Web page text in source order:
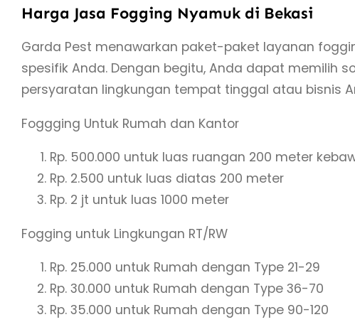
Harga Jasa Fogging Nyamuk di Bekasi
Garda Pest menawarkan paket-paket layanan
spesifik Anda. Dengan begitu, Anda dapat memilih
persyaratan lingkungan tempat tinggal atau bisnis
Foggging Untuk Rumah dan Kantor
Rp. 500.000 untuk luas ruangan 200 meter
Rp. 2.500 untuk luas diatas 200 meter
Rp. 2 jt untuk luas 1000 meter
Fogging untuk Lingkungan RT/RW
Rp. 25.000 untuk Rumah dengan Type 21-29
Rp. 30.000 untuk Rumah dengan Type 36-70
Rp. 35.000 untuk Rumah dengan Type 90-120